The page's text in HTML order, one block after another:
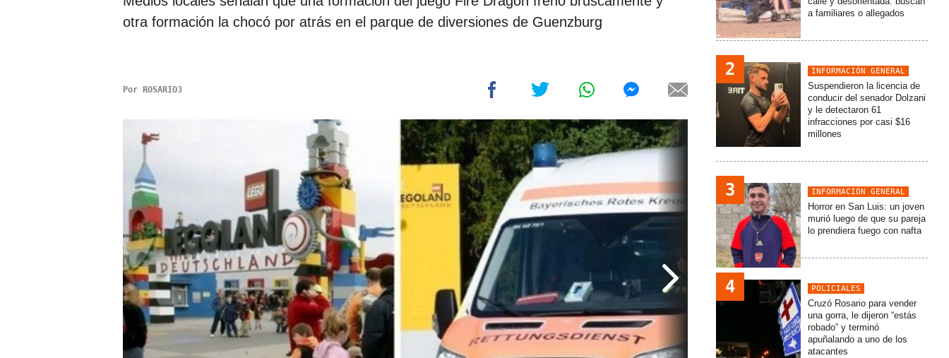
otra formación la chocó por atrás en el parque de diversiones de Guenzburg
Por ROSARIO3
a familiares o allegados
2 INFORMACIÓN GENERAL
Suspendieron la licencia de
conducir del senador Dolzani
y le detectaron 61
infracciones por casi $16
millones
3 INFORMACIÓN GENERAL
Horror en San Luis: un joven
murió luego de que su pareja
lo prendiera fuego con nafta
4 POLICIALES
Cruzó Rosario para vender
una gorra, le dijeron “estás
robado” y terminó
apuñalando a uno de los
atacantes